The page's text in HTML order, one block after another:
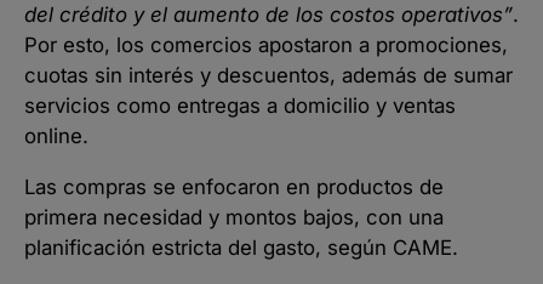
del crédito y el aumento de los costos operativos”.
Por esto, los comercios apostaron a promociones,
cuotas sin interés y descuentos, además de sumar
servicios como entregas a domicilio y ventas
online.
Las compras se enfocaron en productos de
primera necesidad y montos bajos, con una
planificación estricta del gasto, según CAME.